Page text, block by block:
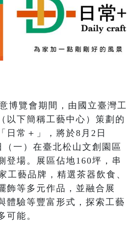
博覽會期間，由國立臺灣工
以下簡稱工藝中心）策劃的
日常＋」，將於8月2日
（一）在臺北松山文創園區
登場。展區佔地160坪，串
工藝品牌，精選茶器飲食、
飾等多元作品，並融合展
體驗等豐富形式，探索工藝
可能。